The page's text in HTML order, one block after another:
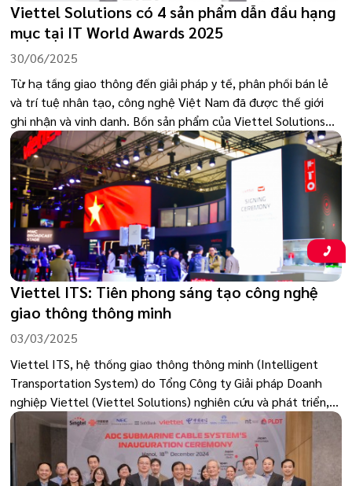
Viettel Solutions có 4 sản phẩm dẫn đầu hạng
mục tại IT World Awards 2025
30/06/2025
Từ hạ tầng giao thông đến giải pháp y tế, phân phối bán lẻ
và trí tuệ nhân tạo, công nghệ Việt Nam đã được thế giới
ghi nhận và vinh danh. Bốn sản phẩm của Viettel Solutions
được xướng tên tại IT World Awards 2025, đồng thời đều
giành danh hiệu “Best of Category” – khẳng định bước tiến
nổi bật của trí tuệ Việt trên sân khấu công nghệ toàn cầu.
Viettel ITS: Tiên phong sáng tạo công nghệ
giao thông thông minh
03/03/2025
Viettel ITS, hệ thống giao thông thông minh (Intelligent
Transportation System) do Tổng Công ty Giải pháp Doanh
nghiệp Viettel (Viettel Solutions) nghiên cứu và phát triển,
đã thu hút sự chú ý tại Hội nghị Di động thế giới 2025 (MWC
Barcelona) diễn ra từ ngày 3/3/2025 đến 6/3/2025 tại
Barcelona, Tây Ban Nha. Sự kiện này quy tụ các tập đoàn
công nghệ hàng đầu toàn cầu và Viettel ITS là một trong 22